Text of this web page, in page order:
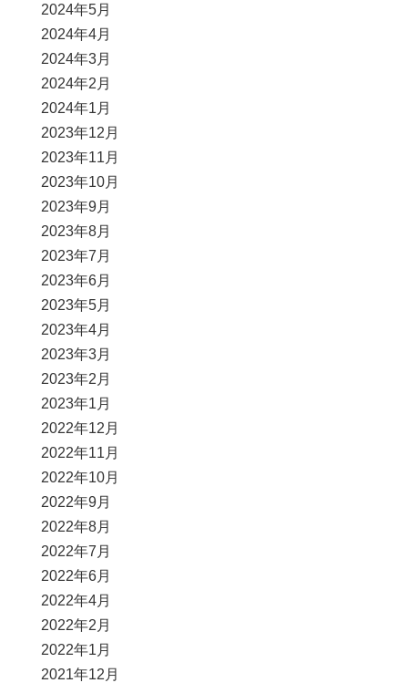
2024年5月
2024年4月
2024年3月
2024年2月
2024年1月
2023年12月
2023年11月
2023年10月
2023年9月
2023年8月
2023年7月
2023年6月
2023年5月
2023年4月
2023年3月
2023年2月
2023年1月
2022年12月
2022年11月
2022年10月
2022年9月
2022年8月
2022年7月
2022年6月
2022年4月
2022年2月
2022年1月
2021年12月